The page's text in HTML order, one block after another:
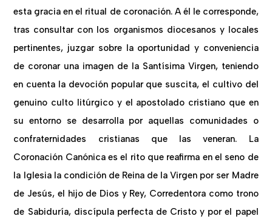
esta gracia en el ritual de coronación. A él le corresponde,
tras consultar con los organismos diocesanos y locales
pertinentes, juzgar sobre la oportunidad y conveniencia
de coronar una imagen de la Santísima Virgen, teniendo
en cuenta la devoción popular que suscita, el cultivo del
genuino culto litúrgico y el apostolado cristiano que en
su entorno se desarrolla por aquellas comunidades o
confraternidades cristianas que las veneran. La
Coronación Canónica es el rito que reafirma en el seno de
la Iglesia la condición de Reina de la Virgen por ser Madre
de Jesús, el hijo de Dios y Rey, Corredentora como trono
de Sabiduría, discípula perfecta de Cristo y por el papel